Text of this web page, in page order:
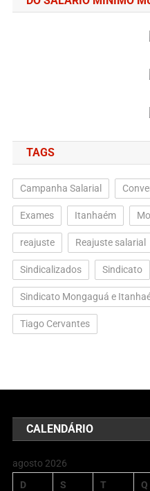
TAGS
Campanha Salarial
Exames Itanhaém
reajuste Reajuste salarial
Sindicalizados Sindicato
Sindicato Mongaguá e
Tiago Cervantes
CALENDÁRIO
agosto 2026
D
S T Q